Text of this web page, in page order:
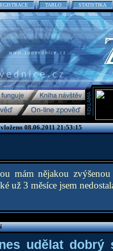
TABLO STATISTIKA
08.06.2011 21:53:15
mám nějakou
už 3 měsíce jsem
udělat dobrý